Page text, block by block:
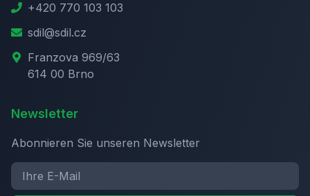
+420 770 103 103
sdil@sdil.cz
Franzova 969/63
614 00 Brno
Newsletter
Abonnieren Sie unseren Newsletter